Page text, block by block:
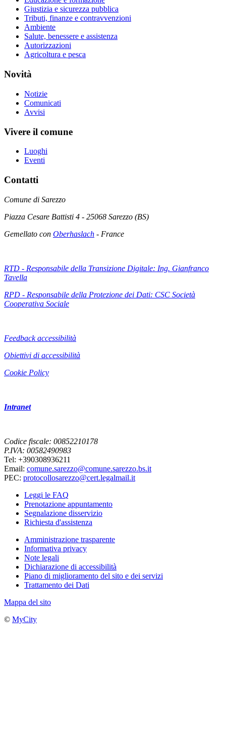
Giustizia e sicurezza pubblica
Tributi, finanze e contravvenzioni
Ambiente
Salute, benessere e assistenza
Autorizzazioni
Agricoltura e pesca
Novità
Notizie
Comunicati
Avvisi
Vivere il comune
Luoghi
Eventi
Contatti
Comune di Sarezzo
Piazza Cesare Battisti 4 - 25068 Sarezzo (BS)
Gemellato con Oberhaslach - France
RTD - Responsabile della Transizione Digitale: Ing. Gianfranco
Tavella
RPD - Responsabile della Protezione dei Dati: CSC Società
Cooperativa Sociale
Feedback accessibilità
Obiettivi di accessibilità
Cookie Policy
Intranet
Codice fiscale: 00852210178
P.IVA: 00582490983
Tel: +390308936211
Email: comune.sarezzo@comune.sarezzo.bs.it
PEC: protocollosarezzo@cert.legalmail.it
Leggi le FAQ
Prenotazione appuntamento
Segnalazione disservizio
Richiesta d'assistenza
Amministrazione trasparente
Informativa privacy
Note legali
Dichiarazione di accessibilità
Piano di miglioramento del sito e dei servizi
Trattamento dei Dati
Mappa del sito
© MyCity